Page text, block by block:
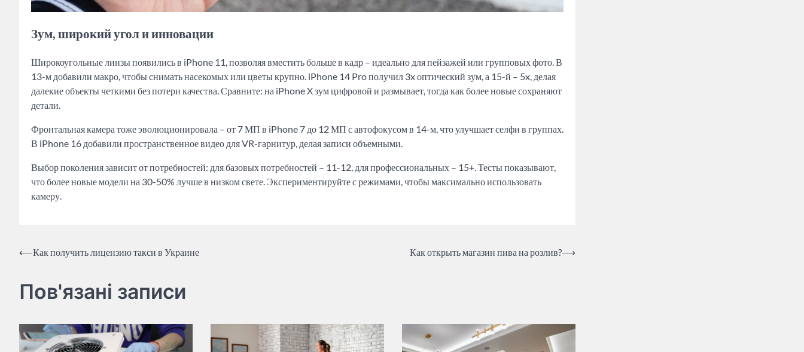
Зум, широкий угол и инновации
Широкоугольные линзы появились в iPhone 11, позволяя вместить больше в кадр – идеально для пейзажей или групповых фото. В
13-м добавили макро, чтобы снимать насекомых или цветы крупно. iPhone 14 Pro получил 3x оптический зум, а 15-й – 5x, делая
далекие объекты четкими без потери качества. Сравните: на iPhone X зум цифровой и размывает, тогда как более новые сохраняют
детали.
Фронтальная камера тоже эволюционировала – от 7 МП в iPhone 7 до 12 МП с автофокусом в 14-м, что улучшает селфи в группах.
В iPhone 16 добавили пространственное видео для VR-гарнитур, делая записи объемными.
Выбор поколения зависит от потребностей: для базовых потребностей – 11-12, для профессиональных – 15+. Тесты показывают,
что более новые модели на 30-50% лучше в низком свете. Экспериментируйте с режимами, чтобы максимально использовать
камеру.
Post
⟵Как получить лицензию такси в Украине Как открыть магазин пива на розлив?⟶
Пов'язані записи